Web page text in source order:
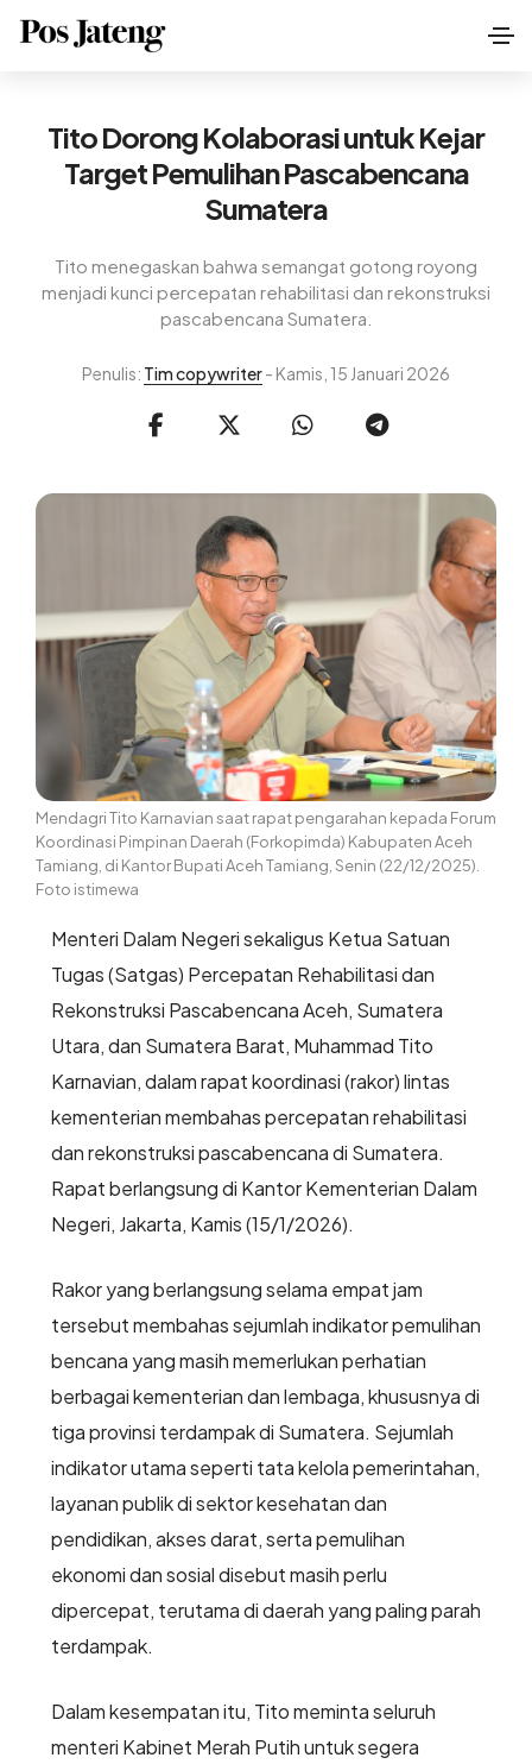
Tito Dorong Kolaborasi untuk Kejar
Target Pemulihan Pascabencana
Sumatera
Tito menegaskan bahwa semangat gotong royong
menjadi kunci percepatan rehabilitasi dan rekonstruksi
pascabencana Sumatera.
Penulis: Tim copywriter- Kamis, 15 Januari 2026
Mendagri Tito Karnavian saat rapat pengarahan kepada Forum
Koordinasi Pimpinan Daerah (Forkopimda) Kabupaten Aceh
Tamiang, di Kantor Bupati Aceh Tamiang, Senin (22/12/2025).
Foto istimewa
Menteri Dalam Negeri sekaligus Ketua Satuan
Tugas (Satgas) Percepatan Rehabilitasi dan
Rekonstruksi Pascabencana Aceh, Sumatera
Utara, dan Sumatera Barat, Muhammad Tito
Karnavian, dalam rapat koordinasi (rakor) lintas
kementerian membahas percepatan rehabilitasi
dan rekonstruksi pascabencana di Sumatera.
Rapat berlangsung di Kantor Kementerian Dalam
Negeri, Jakarta, Kamis (15/1/2026).
Rakor yang berlangsung selama empat jam
tersebut membahas sejumlah indikator pemulihan
bencana yang masih memerlukan perhatian
berbagai kementerian dan lembaga, khususnya di
tiga provinsi terdampak di Sumatera. Sejumlah
indikator utama seperti tata kelola pemerintahan,
layanan publik di sektor kesehatan dan
pendidikan, akses darat, serta pemulihan
ekonomi dan sosial disebut masih perlu
dipercepat, terutama di daerah yang paling parah
terdampak.
Dalam kesempatan itu, Tito meminta seluruh
menteri Kabinet Merah Putih untuk segera